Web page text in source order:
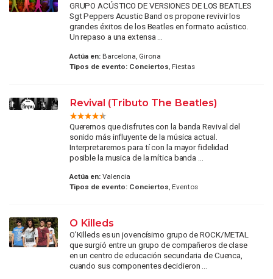
GRUPO ACÚSTICO DE VERSIONES DE LOS BEATLES
Sgt Peppers Acustic Band os propone revivir los
grandes éxitos de los Beatles en formato acústico.
Un repaso a una extensa ...
Actúa en:Barcelona, Girona
Tipos de evento: Conciertos, Fiestas
Revival (Tributo The Beatles)
Queremos que disfrutes con la banda Revival del
sonido más influyente de la música actual.
Interpretaremos para tí con la mayor fidelidad
posible la musica de la mítica banda ...
Actúa en:Valencia
Tipos de evento: Conciertos, Eventos
O Killeds
O’Killeds es un jovencísimo grupo de ROCK/METAL
que surgió entre un grupo de compañeros de clase
en un centro de educación secundaria de Cuenca,
cuando sus componentes decidieron ...